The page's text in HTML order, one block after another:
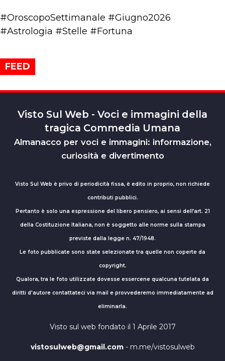
#OroscopoSettimanale #Giugno2026
#Astrologia #Stelle #Fortuna
FEED
Visto Sul Web - Voci e immagini della
tragica Commedia Umana
Almanacco per voci e immagini: informazione,
curiosità e divertimento
Visto Sul Web è privo di periodicità fissa, è edito in proprio, non richiede
contributi pubblici.
Pertanto è solo una espressione del libero pensiero, ai sensi dell’art. 21
della Costituzione Italiana, non è soggetto alle norme sulla stampa
previste dalla legge n. 47/1948.
Le foto pubblicate sono state selezionate tra quelle non coperte da
copyright.
Qualora, tra le foto utilizzate dovesse essercene qualcuna tutelata da
diritti d'autore contattateci via mail e provvederemo immediatamente ad
eliminarla.
Visto sul web fondato il 1 Aprile 2017
vistosulweb@gmail.com- m.me/vistosulweb